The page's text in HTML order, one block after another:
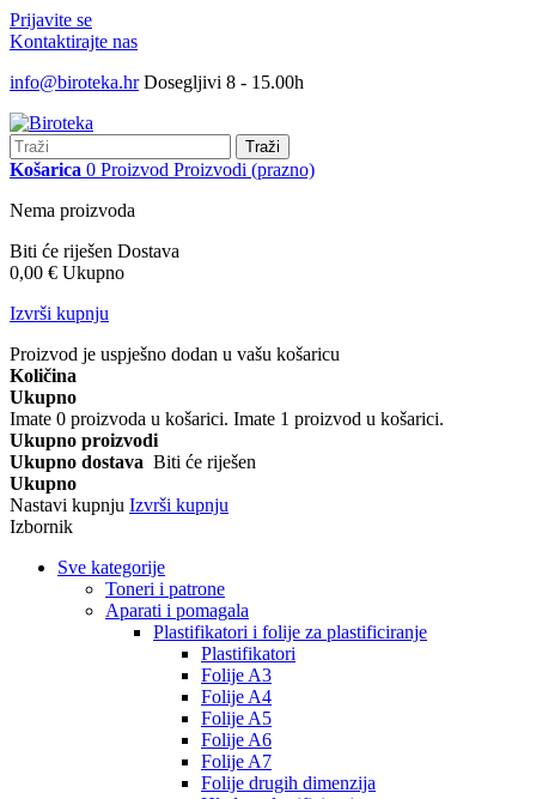
Prijavite se
Kontaktirajte nas
info@biroteka.hr Dosegljivi 8 - 15.00h
Traži
Košarica 0 Proizvod Proizvodi (prazno)
Nema proizvoda
Biti će riješen Dostava
0,00 € Ukupno
Izvrši kupnju
Proizvod je uspješno dodan u vašu košaricu
Količina
Ukupno
Imate 0 proizvoda u košarici. Imate 1 proizvod u košarici.
Ukupno proizvodi
Ukupno dostava Biti će riješen
Ukupno
Nastavi kupnju Izvrši kupnju
Izbornik
Sve kategorije
Toneri i patrone
Aparati i pomagala
Plastifikatori i folije za plastificiranje
Plastifikatori
Folije A3
Folije A4
Folije A5
Folije A6
Folije A7
Folije drugih dimenzija